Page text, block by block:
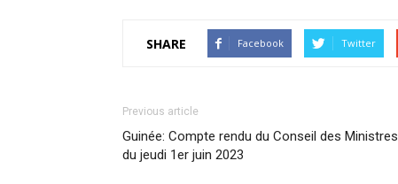
SHARE Facebook Twitter
Previous article
Guinée: Compte rendu du Conseil des Ministres
du jeudi 1er juin 2023